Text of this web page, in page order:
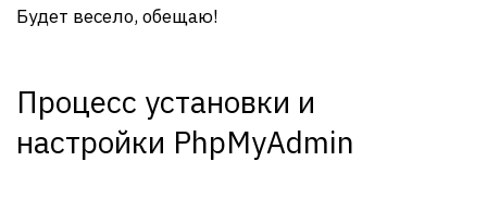
Будет весело, обещаю!
Процесс установки и
настройки PhpMyAdmin